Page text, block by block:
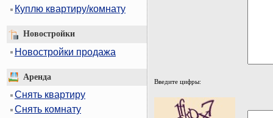
Куплю квартиру/комнату
Новостройки
Новостройки продажа
Аренда
Снять квартиру
Снять комнату
Введите цифры: